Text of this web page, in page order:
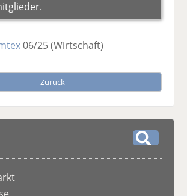
06/25(Wirtschaft)
Zurück